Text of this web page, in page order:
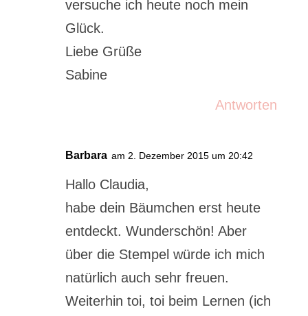
versuche ich heute noch mein
Glück.
Liebe Grüße
Sabine
Antworten
Barbara am 2. Dezember 2015 um 20:42
Hallo Claudia,
habe dein Bäumchen erst heute
entdeckt. Wunderschön! Aber
über die Stempel würde ich mich
natürlich auch sehr freuen.
Weiterhin toi, toi beim Lernen (ich